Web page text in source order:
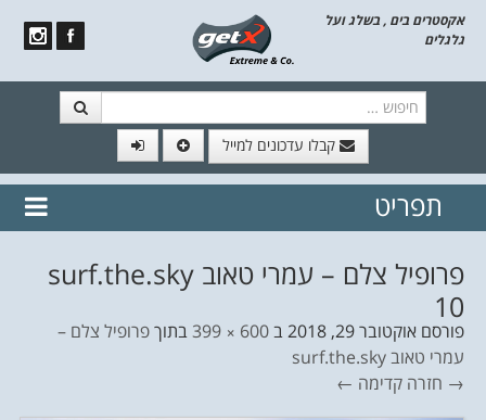
אקסטרים בים , בשלג ועל
גלגלים
קבלו עדכונים למייל
// הצטרף לרשימת תפוצה!
נשמח
תפריט
פרופיל צלם – עמרי טאוב surf.the.sky
10
פורסם אוקטובר 29, 2018 ב600 × 399 בתוךפרופיל צלם –
עמרי טאוב surf.the.sky
→ חזרה קדימה ←